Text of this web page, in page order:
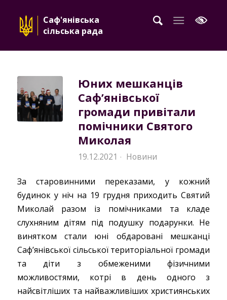
Саф'янівська
сільська рада
Юних мешканців
Саф’янівської
громади привітали
помічники Святого
Миколая
19.12.2021 · Новини
За старовинними переказами, у кожний
будинок у ніч на 19 грудня приходить Святий
Миколай разом із помічниками та кладе
слухняним дітям під подушку подарунки. Не
винятком стали юні обдаровані мешканці
Саф’янівської сільської територіальної громади
та діти з обмеженими фізичними
можливостями, котрі в день одного з
найсвітліших та найважливіших християнських